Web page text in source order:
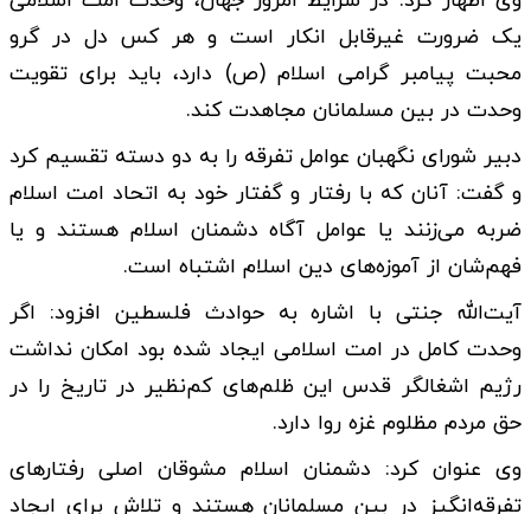
یک ضرورت غیرقابل انکار است و هر کس دل در گرو
محبت پیامبر گرامی اسلام (ص) دارد، باید برای تقویت
وحدت در بین مسلمانان مجاهدت کند.
دبیر شورای نگهبان عوامل تفرقه را به دو دسته تقسیم کرد
و گفت: آنان که با رفتار و گفتار خود به اتحاد امت اسلام
ضربه می‌زنند یا عوامل آگاه دشمنان اسلام هستند و یا
فهم‌شان از آموزه‌های دین اسلام اشتباه است.
آیت‌الله جنتی با اشاره به حوادث فلسطین افزود: اگر
وحدت کامل در امت اسلامی ایجاد شده بود امکان نداشت
رژیم اشغالگر قدس این ظلم‌های کم‌نظیر در تاریخ را در
حق مردم مظلوم غزه روا دارد.
وی عنوان کرد: دشمنان اسلام مشوقان اصلی رفتارهای
تفرقه‌انگیز در بین مسلمانان هستند و تلاش برای ایجاد